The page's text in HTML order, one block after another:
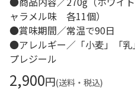
ャラメル味 各11個）
●賞味期間／常温で90日
●アレルギー／「小麦」「
プレジール
2,900円(送料・税込)